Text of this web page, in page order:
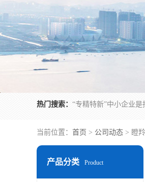
热门搜索：
当前位置： 首页 > 公司动态 > 瞪
产品分类 Product